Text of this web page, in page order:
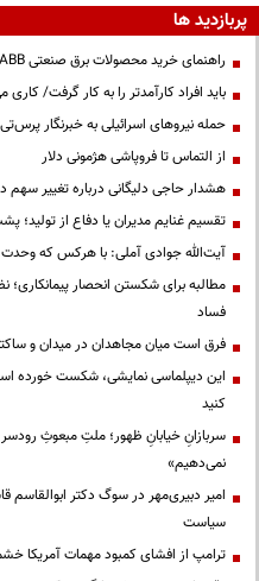
پربازدید ها
راهنمای خرید محصولات برق صنعتی ABB
باید افراد کارآمدتر را به کار گرفت/
حمله نیروهای اسرائیلی به خبرنگار
از التماس تا فروپاشی هژمونی دلار
هشدار حاجی دلیگانی درباره تغییر سهم
تقسیم غنایم مدیران یا دفاع از
آیت‌الله جوادی آملی: با هرکس که وحدت
مطالبه برای شکستن انحصار پیمانکاری؛
فساد
فرق است میان مجاهدان در میدان و
این دیپلماسی نمایشی، شکست خورده
کنید
سربازانِ خیابانِ ظهور؛ ملتِ مبعوثِ
نمی‌دهیم»
امیر دبیری‌مهر در سوگ دکتر
سیاست
ترامپ از افشای کمبود مهمات آمریکا